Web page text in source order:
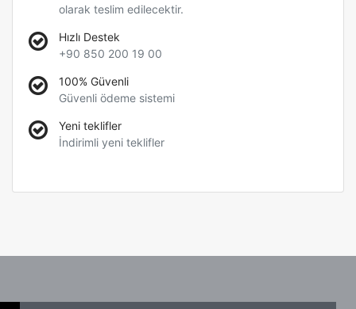
olarak teslim edilecektir.
Hızlı Destek
+90 850 200 19 00
100% Güvenli
Güvenli ödeme sistemi
Yeni teklifler
İndirimli yeni teklifler